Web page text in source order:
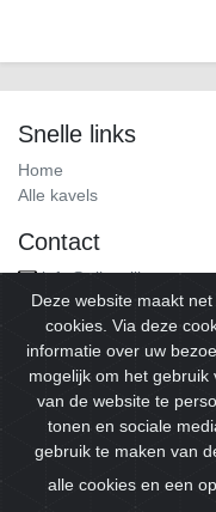
Snelle links
Home
Alle kavels
Contact
info@alleveilingen.net
© 2026
Deze website maakt
cookies. Via deze
informatie over uw
mogelijk om het
van de website te
tonen en sociale
gebruik te maken van
alle cookies en een